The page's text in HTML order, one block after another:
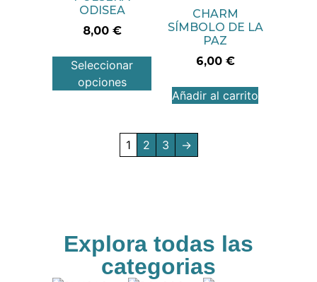
ODISEA
8,00 €
Seleccionar
opciones
CHARM
SÍMBOLO DE LA
PAZ
6,00 €
Añadir al carrito
1 2 3 →
Explora todas las
categorias